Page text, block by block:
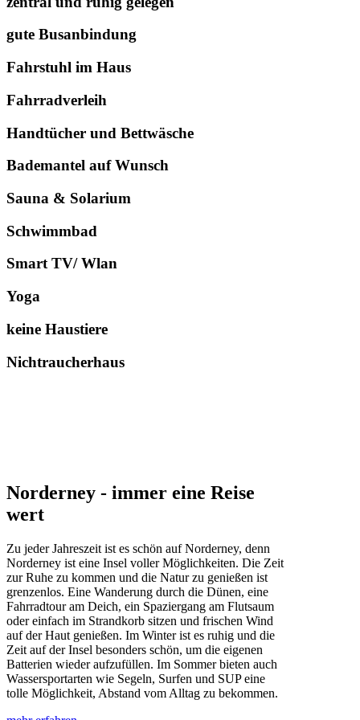
gute Busanbindung
Fahrstuhl im Haus
Fahrradverleih
Handtücher und Bettwäsche
Bademantel auf Wunsch
Sauna & Solarium
Schwimmbad
Smart TV/ Wlan
Yoga
keine Haustiere
Nichtraucherhaus
Norderney - immer eine Reise
wert
Zu jeder Jahreszeit ist es schön auf Norderney, denn
Norderney ist eine Insel voller Möglichkeiten. Die Zeit
zur Ruhe zu kommen und die Natur zu genießen ist
grenzenlos. Eine Wanderung durch die Dünen, eine
Fahrradtour am Deich, ein Spaziergang am Flutsaum
oder einfach im Strandkorb sitzen und frischen Wind
auf der Haut genießen. Im Winter ist es ruhig und die
Zeit auf der Insel besonders schön, um die eigenen
Batterien wieder aufzufüllen. Im Sommer bieten auch
Wassersportarten wie Segeln, Surfen und SUP eine
tolle Möglichkeit, Abstand vom Alltag zu bekommen.